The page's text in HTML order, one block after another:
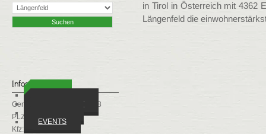
WIRTSCHAFT
EVENTS
Infos
Gemeindekennziffer: 70208
PLZ: 6444
Kfz: IM
in Tirol in Österreich mit 4362
Längenfeld die